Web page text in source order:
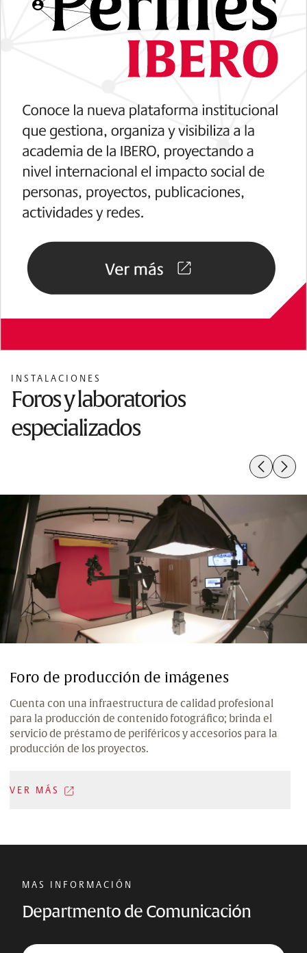
INSTALACIONES
Foros y laboratorios
especializados
Foro de producción de imágenes
Cuenta con una infraestructura de calidad profesional
para la producción de contenido fotográfico; brinda el
servicio de préstamo de periféricos y accesorios para la
producción de los proyectos.
VER MÁS
MAS INFORMACIÓN
Departmento de Comunicación